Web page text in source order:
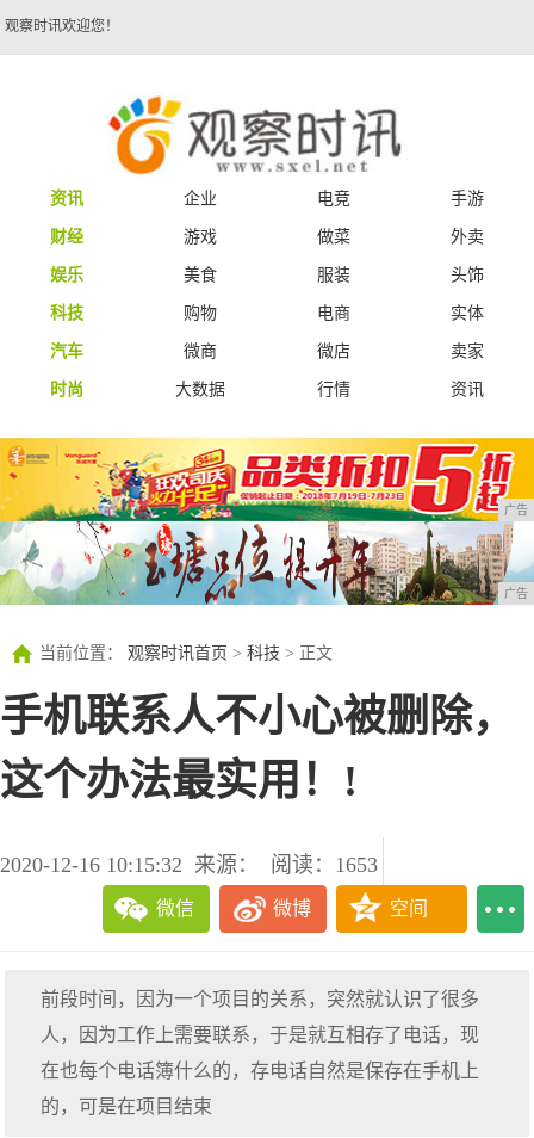
观察时讯欢迎您！
资讯 企业 电竞
手游
财经
游戏 做菜
外卖
娱乐
美食 服装
头饰
科技
购物 电商
实体
汽车
微商 微店
卖家
时尚
大数据 行情 资讯
广告
广告
当前位置： 观察时讯首页 > 科技 > 正文
手机联系人不小心被删除，
这个办法最实用！!
2020-12-16 10:15:32 来源： 阅读：1653
微信 微博 空间
前段时间，因为一个项目的关系，突然就认识了很多
人，因为工作上需要联系，于是就互相存了电话，现
在也每个电话簿什么的，存电话自然是保存在手机上
的，可是在项目结束